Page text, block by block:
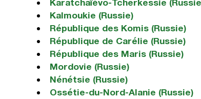
Karatchaïévo-Tcherkessie
Kalmoukie (Russie)
République des Komis (Russie)
République de Carélie (Russie)
République des Maris (Russie)
Mordovie (Russie)
Nénétsie (Russie)
Ossétie-du-Nord-Alanie (Russie)